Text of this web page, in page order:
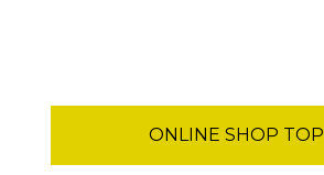
ONLINE SHOP TOP